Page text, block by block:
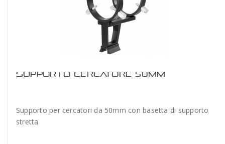
SUPPORTO CERCATORE 50MM
Supporto per cercatori da 50mm con basetta di supporto
stretta